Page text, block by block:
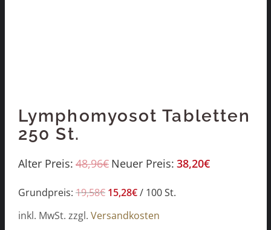
Lymphomyosot Tabletten
250 St.
Alter Preis: 48,96€ Neuer Preis: 38,20€
Grundpreis: 19,58€ 15,28€/ 100St.
inkl. MwSt. zzgl. Versandkosten